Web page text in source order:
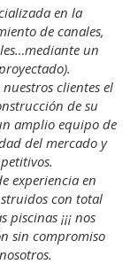
en la
de canales,
un
clientes el
de su
amplio equipo de
del mercado y
experiencia en
con total
¡¡¡ nos
sin compromiso